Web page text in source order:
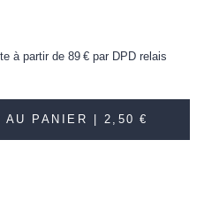
à partir de 89 €par DPD relais
AU PANIER | 2,50 €